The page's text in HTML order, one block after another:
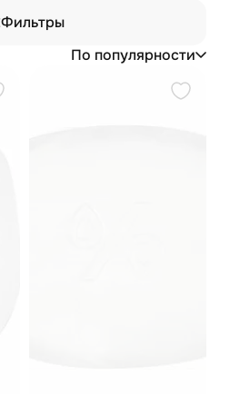
Фильтры
По популярности